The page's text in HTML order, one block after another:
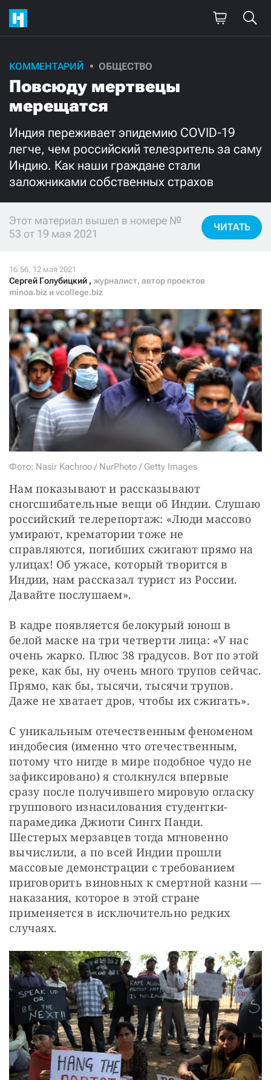
КОММЕНТАРИЙ ОБЩЕСТВО
Повсюду мертвецы
мерещатся
Индия переживает эпидемию COVID-19
легче, чем российский телезритель за саму
Индию. Как наши граждане стали
заложниками собственных страхов
Этот материал вышел в номере №
53 от 19 мая 2021
ЧИТАТЬ
Сергей Голубицкий , журналист, автор проектов
minoa.biz и vcollege.biz
Фото: Nasir Kachroo / NurPhoto / Getty Images
Нам показывают и рассказывают
сногсшибательные вещи об Индии. Слушаю
российский телерепортаж: «Люди массово
умирают, крематории тоже не
справляются, погибших сжигают прямо на
улицах! Об ужасе, который творится в
Индии, нам рассказал турист из России.
Давайте послушаем».
В кадре появляется белокурый юнош в
белой маске на три четверти лица: «У нас
очень жарко. Плюс 38 градусов. Вот по этой
реке, как бы, ну очень много трупов сейчас.
Прямо, как бы, тысячи, тысячи трупов.
Даже не хватает дров, чтобы их сжигать».
С уникальным отечественным феноменом
индобесия (именно что отечественным,
потому что нигде в мире подобное чудо не
зафиксировано) я столкнулся впервые
сразу после получившего мировую огласку
группового изнасилования студентки-
парамедика Джиоти Сингх Панди.
Шестерых мерзавцев тогда мгновенно
вычислили, а по всей Индии прошли
массовые демонстрации с требованием
приговорить виновных к смертной казни —
наказания, которое в этой стране
применяется в исключительно редких
случаях.
Поддержите
нашу работу!
Ежемесячно
3000 1000
500 300
СТАТЬ СОУЧАСТНИКОМ
ПОДЕЛИТЬСЯ С ДРУЗЬЯМИ
Если у вас есть вопросы, пишите donate@novayagazeta.ruили
звоните:
+7 (929) 612-03-68